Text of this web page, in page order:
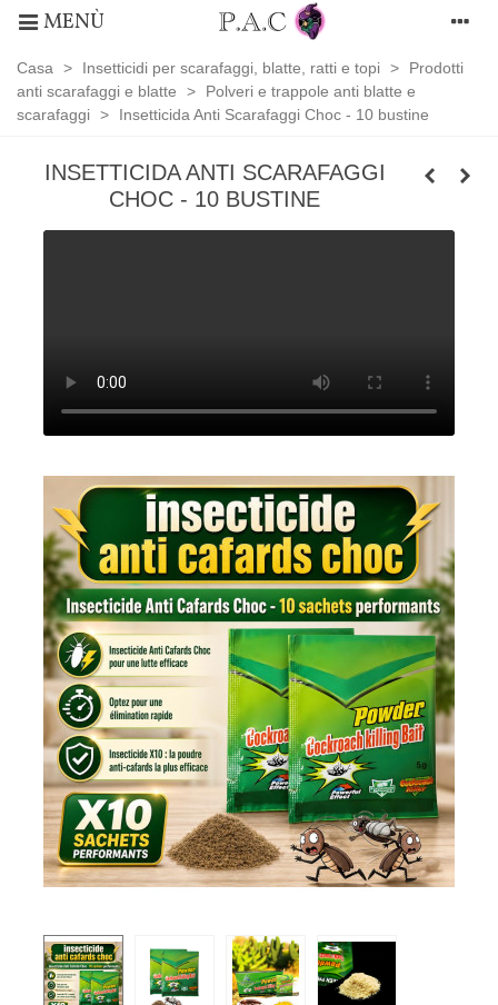
MENÙ
Casa > Insetticidi per scarafaggi, blatte, ratti e topi >
Prodotti
anti scarafaggi e blatte
>
Polveri e trappole anti blatte e
scarafaggi > Insetticida Anti Scarafaggi Choc - 10 bustine
INSETTICIDA ANTI SCARAFAGGI
CHOC - 10 BUSTINE
blatte
scarafaggi